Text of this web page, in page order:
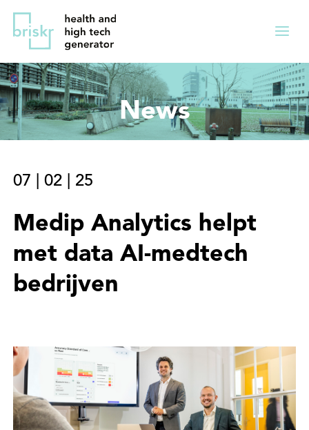
Overslaan
de
inhoud
gaan
Direct
naar
hoofdnavigatie
Menu
News
07 | 02 | 25
Medip Analytics helpt
met data AI-medtech
bedrijven